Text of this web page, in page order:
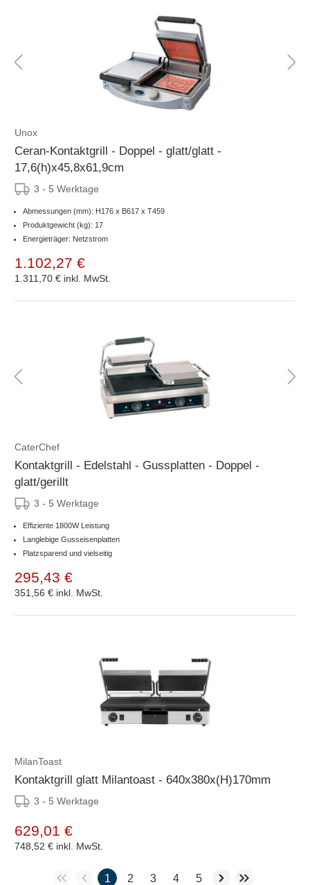
Unox
Ceran-Kontaktgrill - Doppel - glatt/glatt -
17,6(h)x45,8x61,9cm
3 - 5 Werktage
Abmessungen (mm): H176 x B617 x T459
Produktgewicht (kg): 17
Energieträger: Netzstrom
1.102,27 €
1.311,70 € inkl. MwSt.
CaterChef
Kontaktgrill - Edelstahl - Gussplatten - Doppel -
glatt/gerillt
3 - 5 Werktage
Effiziente 1800W Leistung
Langlebige Gusseisenplatten
Platzsparend und vielseitig
295,43 €
351,56 € inkl. MwSt.
MilanToast
Kontaktgrill glatt Milantoast - 640x380x(H)170mm
3 - 5 Werktage
629,01 €
748,52 € inkl. MwSt.
1 2 3 4 5